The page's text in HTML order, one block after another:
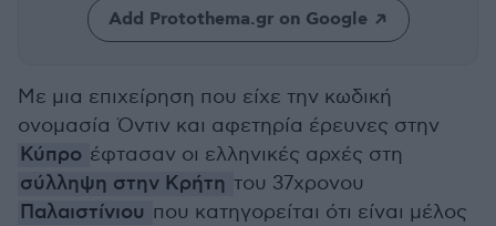
Add Protothema.gr on Google
Με μια επιχείρηση που είχε την κωδική
ονομασία Όντιν και αφετηρία έρευνες στην
Κύπρο έφτασαν οι ελληνικές αρχές στη
σύλληψη στην Κρήτη του 37χρονου
Παλαιστίνιου που κατηγορείται ότι είναι μέλος